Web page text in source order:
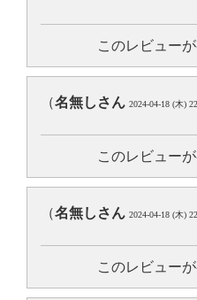
このレビュー
（名無しさん 2024-04-18 (木)
このレビュー
（名無しさん 2024-04-18 (木)
このレビュー